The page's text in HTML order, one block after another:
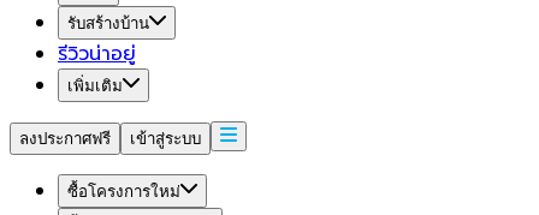
รับสร้างบ้าน
รีวิวน่าอยู่
เพิ่มเติม
ลงประกาศฟรี เข้าสู่ระบบ
ซื้อโครงการใหม่